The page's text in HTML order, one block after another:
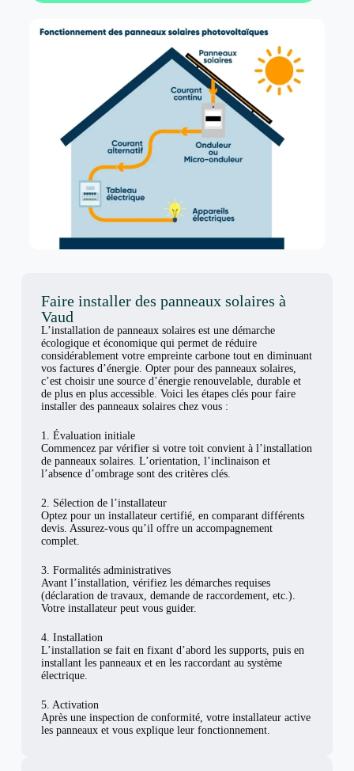
Faire installer des panneaux solaires à
Vaud
L’installation de panneaux solaires est une démarche
écologique et économique qui permet de réduire
considérablement votre empreinte carbone tout en diminuant
vos factures d’énergie. Opter pour des panneaux solaires,
c’est choisir une source d’énergie renouvelable, durable et
de plus en plus accessible. Voici les étapes clés pour faire
installer des panneaux solaires chez vous :
1. Évaluation initiale
Commencez par vérifier si votre toit convient à l’installation
de panneaux solaires. L’orientation, l’inclinaison et
l’absence d’ombrage sont des critères clés.
2. Sélection de l’installateur
Optez pour un installateur certifié, en comparant différents
devis. Assurez-vous qu’il offre un accompagnement
complet.
3. Formalités administratives
Avant l’installation, vérifiez les démarches requises
(déclaration de travaux, demande de raccordement, etc.).
Votre installateur peut vous guider.
4. Installation
L’installation se fait en fixant d’abord les supports, puis en
installant les panneaux et en les raccordant au système
électrique.
5. Activation
Après une inspection de conformité, votre installateur active
les panneaux et vous explique leur fonctionnement.